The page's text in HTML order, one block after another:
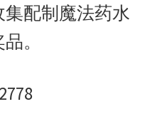
配制魔法药水
。